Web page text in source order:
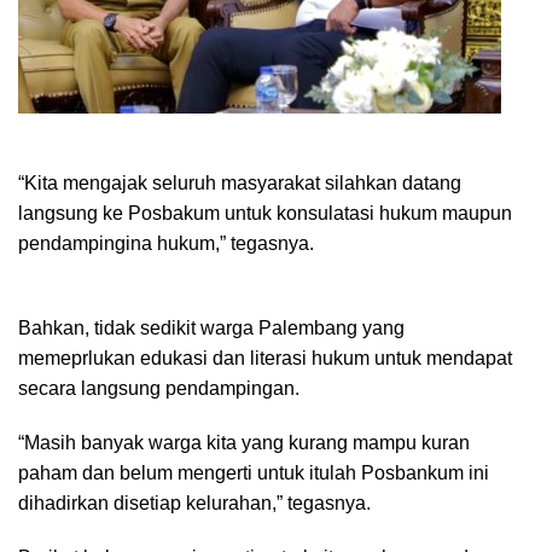
“Kita mengajak seluruh masyarakat silahkan datang
langsung ke Posbakum untuk konsulatasi hukum maupun
pendampingina hukum,” tegasnya.
Bahkan, tidak sedikit warga Palembang yang
memeprlukan edukasi dan literasi hukum untuk mendapat
secara langsung pendampingan.
“Masih banyak warga kita yang kurang mampu kuran
paham dan belum mengerti untuk itulah Posbankum ini
dihadirkan disetiap kelurahan,” tegasnya.